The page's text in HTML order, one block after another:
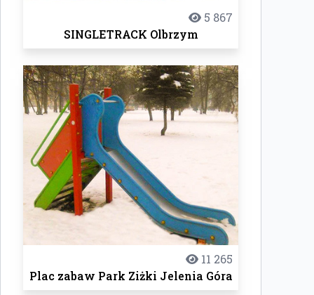
5 867
SINGLETRACK Olbrzym
11 265
Plac zabaw Park Ziżki Jelenia Góra